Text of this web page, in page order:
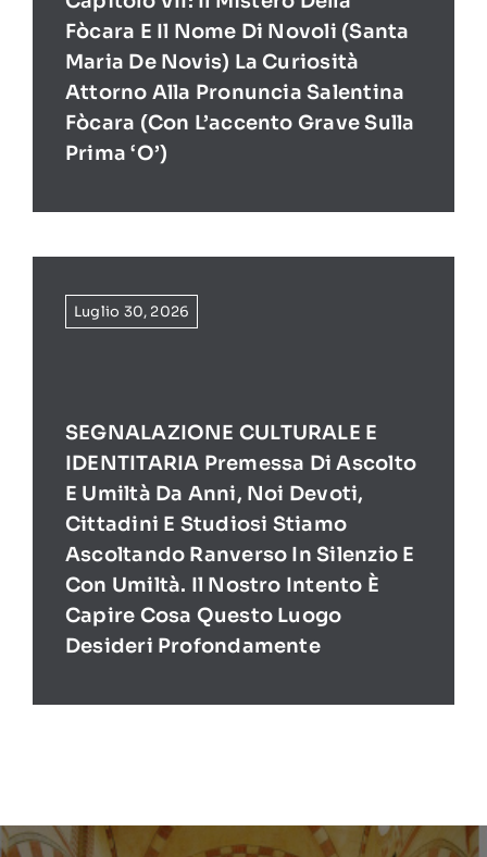
Fòcara E Il Nome Di Novoli (Santa
Maria De Novis) La Curiosità
Attorno Alla Pronuncia Salentina
Fòcara (con L’accento Grave Sulla
Prima ‘O’)
Luglio 30, 2026
SEGNALAZIONE CULTURALE E
IDENTITARIA Premessa Di Ascolto
E Umiltà Da Anni, Noi Devoti,
Cittadini E Studiosi Stiamo
Ascoltando Ranverso In Silenzio E
Con Umiltà. Il Nostro Intento È
Capire Cosa Questo Luogo
Desideri Profondamente